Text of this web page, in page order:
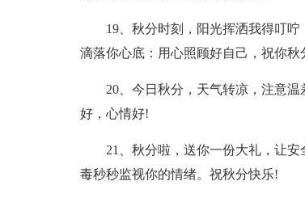
19、秋分时刻，阳光挥洒我得叮
滴落你心底：用心照顾好自己，祝你秋
20、今日秋分，天气转凉，注意
好，心情好!
21、秋分啦，送你一份大礼，让
毒秒秒监视你的情绪。祝秋分快乐!